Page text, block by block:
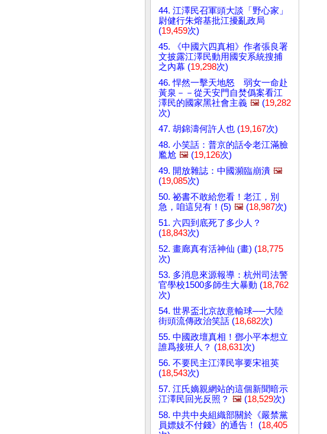
44. 江澤民召軍頭大談「野心家」
尉健行朱熔基批江擾亂政局
(19,459次)
45. 《中國六四真相》作者張良署
文披露江澤民動用國安系統搜捕
之內幕 (19,298次)
46. 悍然一擊天地怒 弱女一命赴
黃泉－－從天安門自焚僞案看江
澤民的國家黑社會主義 🖼️ (19,282
次)
47. 胡錦濤何許人也 (19,167次)
48. 小笑話：普京的話令老江滿臉
尷尬 🖼️ (19,126次)
49. 開放雜誌：中國瀕臨崩潰 🖼️
(19,085次)
50. 祕書不敢給您看！老江，別
急，咱這兒有！(5) 🖼️ (18,987次)
51. 六四到底死了多少人？
(18,843次)
52. 畫廊真有活神仙 (畫) (18,775
次)
53. 多消息來源報導：杭州司法警
官學校1500多師生大暴動 (18,762
次)
54. 世界盃北京故意輸球──大陸
街頭流傳政治笑話 (18,682次)
55. 中國政壇真相！鄧小平本想立
誰爲接班人？ (18,631次)
56. 不要民主江澤民寧要宋祖英
(18,543次)
57. 江氏嫡親網站的這個新聞暗示
江澤民回光反照？ 🖼️ (18,529次)
58. 中共中央組織部關於《嚴禁黨
員嫖妓不付錢》的通告！ (18,405